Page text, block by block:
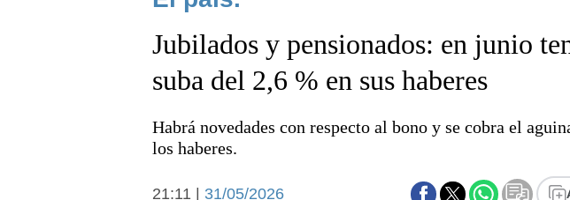
El país
Seguridad
Deportes
Escenario Olímpico
Básquetbol
Jubilados y pensionados: en junio
suba del 2,6 % en sus haberes
Habrá novedades con respecto al bono y se cobra el
los haberes.
21:11 | 31/05/2026